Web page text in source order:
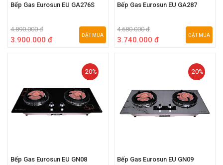
Bếp Gas Eurosun EU GA276S
4.890.000 đ
3.900.000 đ
ĐẶT MUA
Bếp Gas Eurosun EU GA287
4.680.000 đ
3.740.000 đ
ĐẶT MUA
-20%
Bếp Gas Eurosun EU GN08
-20%
Bếp Gas Eurosun EU GN09